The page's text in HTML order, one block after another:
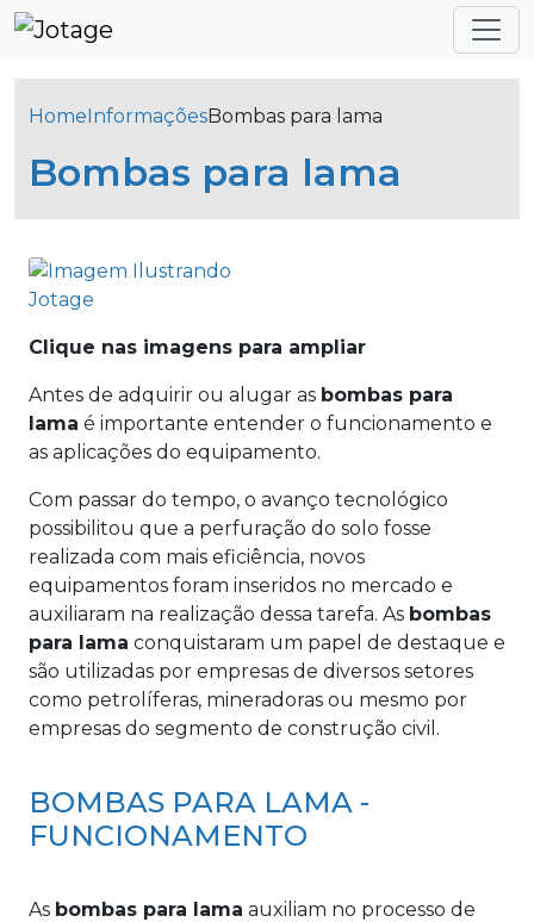
HomeInformaçõesBombas para lama
Bombas para lama
Clique nas imagens para ampliar
Antes de adquirir ou alugar as bombas para
lama é importante entender o funcionamento e
as aplicações do equipamento.
Com passar do tempo, o avanço tecnológico
possibilitou que a perfuração do solo fosse
realizada com mais eficiência, novos
equipamentos foram inseridos no mercado e
auxiliaram na realização dessa tarefa. As bombas
para lama conquistaram um papel de destaque e
são utilizadas por empresas de diversos setores
como petrolíferas, mineradoras ou mesmo por
empresas do segmento de construção civil.
BOMBAS PARA LAMA -
FUNCIONAMENTO
As bombas para lama auxiliam no processo de